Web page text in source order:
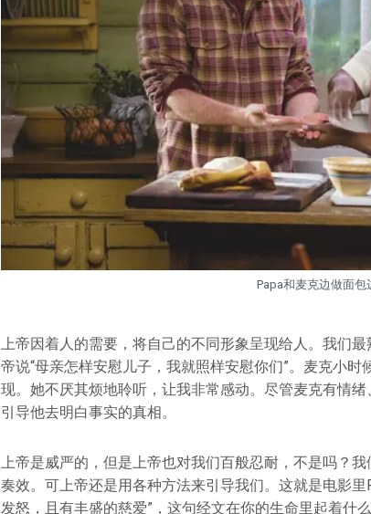
Papa和麦克边做面包
上帝因着人的需要，将自己的不同形象呈现给人。我们
帝说“母亲怎样安慰儿子，我就照样安慰你们”。麦克小
现。她不厌其烦地聆听，让我非常感动。尽管麦克有情
引导他去明白事实的真相。
上帝是威严的，但是上帝也对我们百般忍耐，不是吗？
奏效。可上帝还是用各种方法来引导我们。这就是电影
发怒，且有丰盛的慈爱”，这句经文在你的生命里起着什